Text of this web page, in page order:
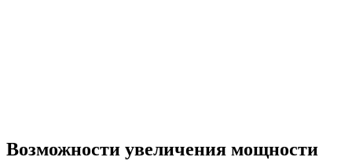
Возможности увеличения мощности